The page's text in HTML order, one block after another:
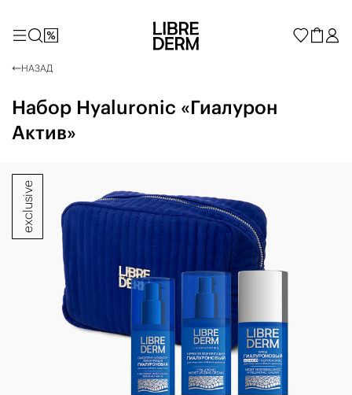
НАЗАД
Набор Hyaluronic «Гиалурон
Актив»
exclusive